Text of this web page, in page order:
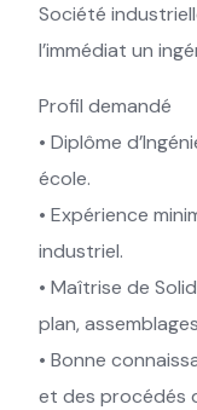
Société
l’immédiat un
Profil demandé
• Diplôme
école.
• Expérience
industriel.
• Maîtrise de
plan,
• Bonne
et des procédés